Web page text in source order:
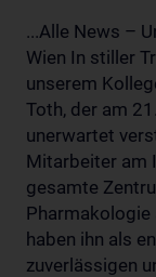
...Alle News –
Wien In stiller
unserem
Toth, der am
unerwartet
Mitarbeiter am
gesamte
haben ihn als
zuverlässigen